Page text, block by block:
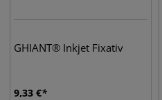
GHIANT® Inkjet Fixativ
9,33 €